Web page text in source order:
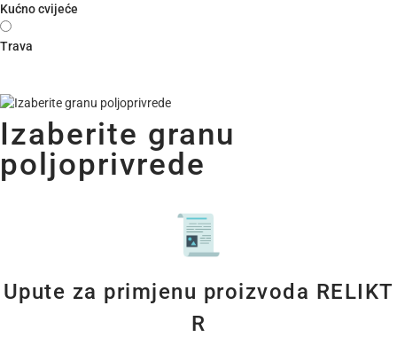
Kućno cvijeće
Trava
Izaberite granu
poljoprivrede
Upute za primjenu proizvoda RELIKT
R